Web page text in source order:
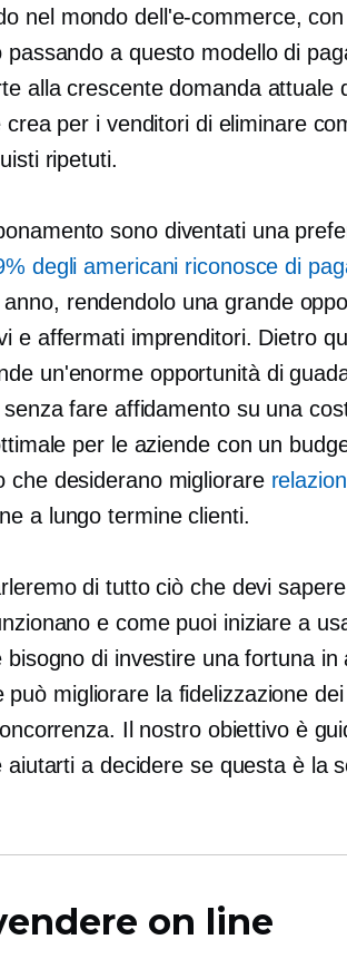
nel mondo dell'e-commerce,
a questo modello di
alla crescente domanda attuale
per i venditori di eliminare
ripetuti.
sono diventati una
degli americani riconosce di
rendendolo una grande
e affermati imprenditori. Dietro
un'enorme opportunità di
fare affidamento su una
per le aziende con un
che desiderano migliorare
a lungo termineclienti.
di tutto ciò che devi
e come puoi iniziare a
di investire una fortuna in
migliorare la fidelizzazione
Il nostro obiettivo è
aiutarti a decidere se questa è la
on line